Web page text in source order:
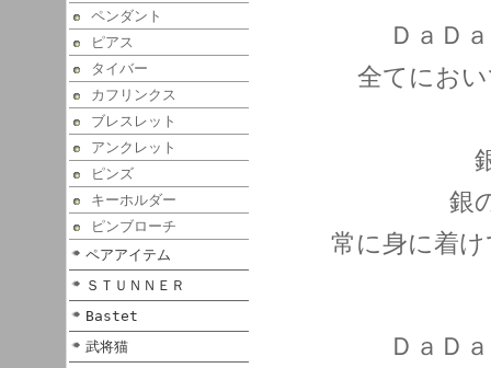
ペンダント
ピアス
タイバー
カフリンクス
ブレスレット
アンクレット
ピンズ
キーホルダー
ピンブローチ
ペアアイテム
ＳＴＵＮＮＥＲ
Bastet
武将猫
ＤａＤ
全てにお
銀
常に身に着
ＤａＤ